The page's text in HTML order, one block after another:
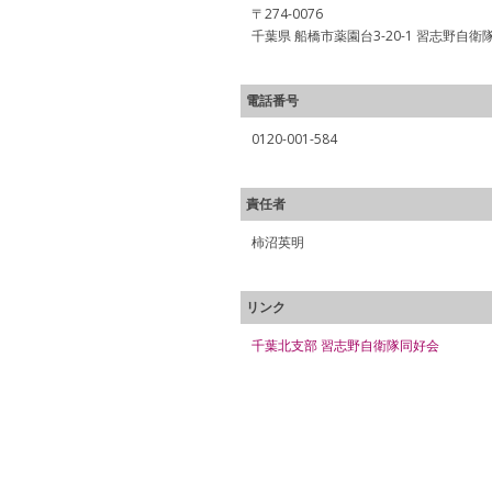
〒274-0076
千葉県 船橋市薬園台3-20-1 習志野自衛
電話番号
0120-001-584
責任者
柿沼英明
リンク
千葉北支部 習志野自衛隊同好会